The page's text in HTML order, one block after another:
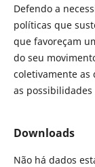
Defendo a
políticas que
que favoreçam
do seu
coletivamente as
as
Downloads
Não há dados